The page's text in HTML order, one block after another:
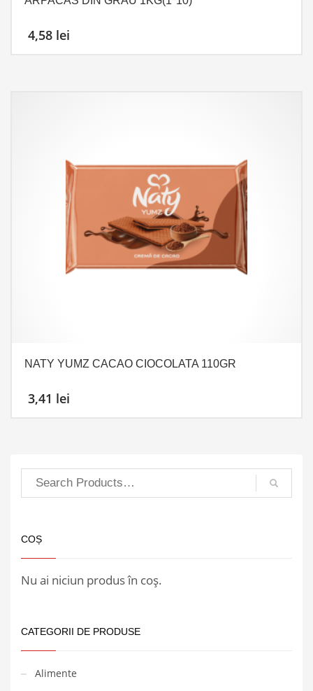
4,58 lei
NATY YUMZ CACAO CIOCOLATA 110GR
3,41 lei
COȘ
Nu ai niciun produs în coș.
CATEGORII DE PRODUSE
Alimente